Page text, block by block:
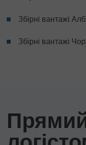
Збірні вантажі
Збірні вантажі
Прямий